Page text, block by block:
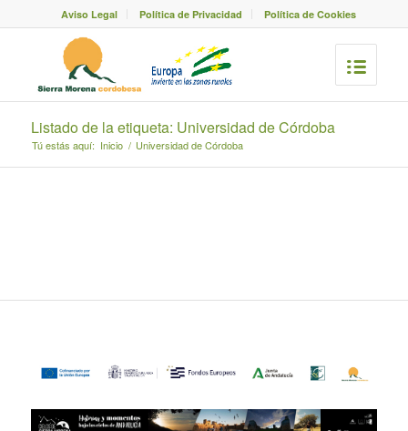
Aviso Legal Política de Privacidad Política de Cookies
Listado de la etiqueta: Universidad de Córdoba
Tú estás aquí: Inicio / Universidad de Córdoba